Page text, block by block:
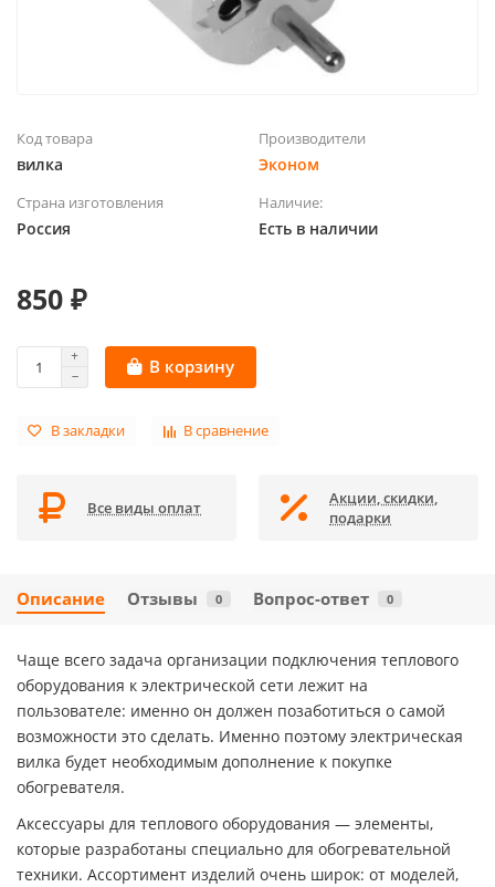
Код товара
вилка
Производители
Эконом
Страна изготовления
Россия
Наличие:
Есть в наличии
850 ₽
В корзину
В закладки В сравнение
Все виды оплат
Акции, скидки,
подарки
Описание Отзывы 0 Вопрос-ответ 0
Чаще всего задача организации подключения теплового
оборудования к электрической сети лежит на
пользователе: именно он должен позаботиться о самой
возможности это сделать. Именно поэтому электрическая
вилка будет необходимым дополнение к покупке
обогревателя.
Аксессуары для теплового оборудования — элементы,
которые разработаны специально для обогревательной
техники. Ассортимент изделий очень широк: от моделей,